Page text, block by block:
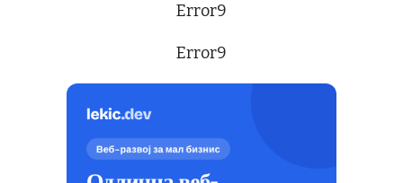
Error9
Error9